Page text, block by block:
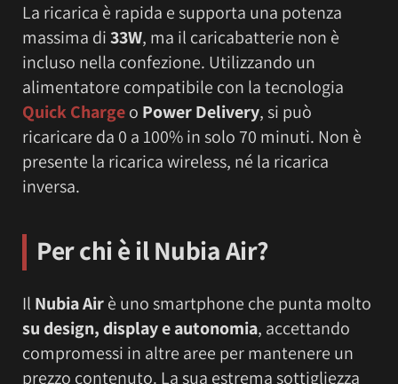
La ricarica è rapida e supporta una potenza
massima di33W, ma il caricabatterie non è
incluso nella confezione. Utilizzando un
alimentatore compatibile con la tecnologia
Quick Chargeo Power Delivery, si può
ricaricare da 0 a 100% in solo 70 minuti. Non è
presente la ricarica wireless, né la ricarica
inversa.
Per chi è il Nubia Air?
Il Nubia Airè uno smartphone che punta molto
su design, display e autonomia, accettando
compromessi in altre aree per mantenere un
prezzo contenuto. La sua estrema sottigliezza